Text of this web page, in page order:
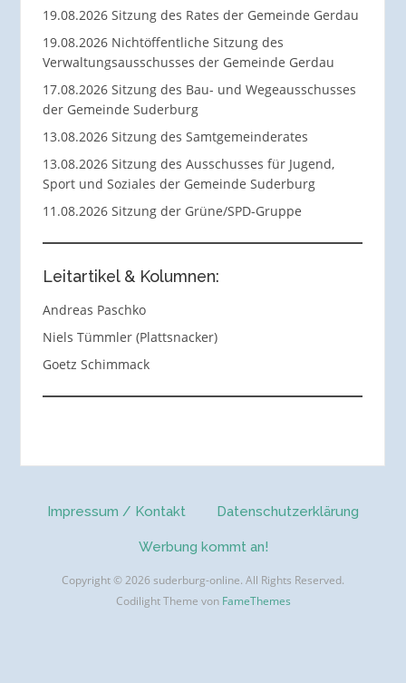
19.08.2026 Sitzung des Rates der Gemeinde Gerdau
19.08.2026 Nichtöffentliche Sitzung des
Verwaltungsausschusses der Gemeinde Gerdau
17.08.2026 Sitzung des Bau- und Wegeausschusses
der Gemeinde Suderburg
13.08.2026 Sitzung des Samtgemeinderates
13.08.2026 Sitzung des Ausschusses für Jugend,
Sport und Soziales der Gemeinde Suderburg
11.08.2026 Sitzung der Grüne/SPD-Gruppe
Leitartikel & Kolumnen:
Andreas Paschko
Niels Tümmler (Plattsnacker)
Goetz Schimmack
Impressum / Kontakt Datenschutzerklärung
Werbung kommt an!
Copyright © 2026 suderburg-online. All Rights Reserved.
Codilight Theme von FameThemes